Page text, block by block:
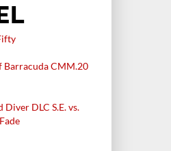
Barracuda CMM.20
DLC S.E. vs.